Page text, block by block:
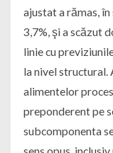
ajustat a rămas,
3,7%, şi a scăzut
linie cu
la nivel structural.
alimentelor
preponderent pe
subcomponenta